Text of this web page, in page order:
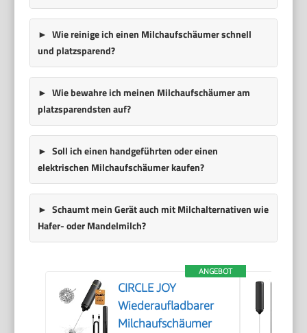
Wie reinige ich einen Milchaufschäumer schnell
und platzsparend?
Wie bewahre ich meinen Milchaufschäumer am
platzsparendsten auf?
Soll ich einen handgeführten oder einen
elektrischen Milchaufschäumer kaufen?
Schaumt mein Gerät auch mit Milchalternativen wie
Hafer- oder Mandelmilch?
ANGEBOT
CIRCLE JOY
Wiederaufladbarer
Milchaufschäumer